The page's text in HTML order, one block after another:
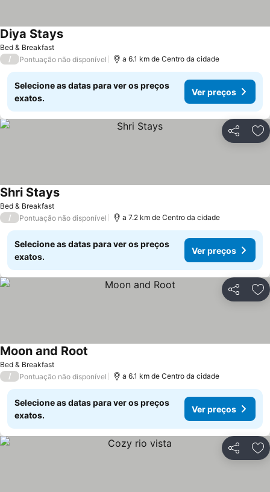
Bed & Breakfast
Diya Stays
/ Pontuação não disponível a 6.1 km de Centro da cidade
Selecione as datas para ver os preços
exatos.
Ver preços
Partilhar
Bed & Breakfast
Shri Stays
/ Pontuação não disponível a 7.2 km de Centro da cidade
Selecione as datas para ver os preços
exatos.
Ver preços
Partilhar
Bed & Breakfast
Moon and Root
/ Pontuação não disponível a 6.1 km de Centro da cidade
Selecione as datas para ver os preços
exatos.
Ver preços
Partilhar